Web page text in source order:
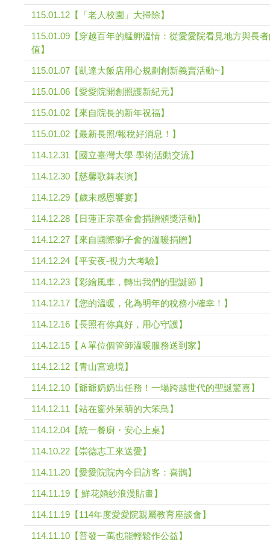
115.01.12【「老人校園」大掃除】
115.01.09【穿越百年的艋舺溫情：從愛愛院看見地方與長
值】
115.01.07【凱達大飯店用心規劃創新義賣活動~】
115.01.06【愛愛院開創照護新紀元】
115.01.02【來自院長的新年祝福】
115.01.02【最新長照/報稅好消息！】
114.12.31【國立臺灣大學 學術活動交流】
114.12.30【慈馨歌舞表演】
114.12.29【歲末感恩饗宴】
114.12.28【日蓮正宗基金會捐贈頒獎活動】
114.12.27【來自國際獅子會的溫暖捐贈】
114.12.24【平安夜-視力大考驗】
114.12.23【彩繪風車，轉出我們的聖誕節 】
114.12.17【您的溫暖，化為明年的稅務小確幸！】
114.12.16【長照有你真好，用心守護】
114.12.15【Ａ單位個管師溫暖服務送到家】
114.12.12【青山宮遶境】
114.12.10【爺爺奶奶出任務！一場跨越世代的聖誕驚喜】
114.12.11【站在窗外呆萌的大笨鳥】
114.12.04【統一餐廚・安心上桌】
114.10.22【崇德志工來送愛】
114.11.20【愛愛院院內今日訪客：喜鵲】
114.11.19【 鮮花婚紗浪漫貼畫】
114.11.19【114年度愛愛院親屬教育座談會】
114.11.10【普發一萬也能輕鬆作公益】